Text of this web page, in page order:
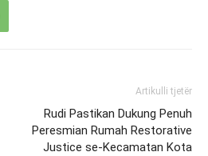
Artikulli tjetër
Rudi Pastikan Dukung Penuh
Peresmian Rumah Restorative
Justice se-Kecamatan Kota